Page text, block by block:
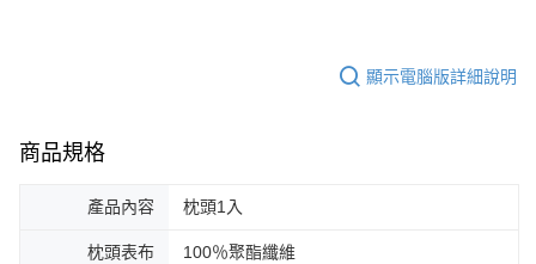
顯示電腦版詳細說明
商品規格
產品內容 枕頭1入
枕頭表布 100％聚酯纖維